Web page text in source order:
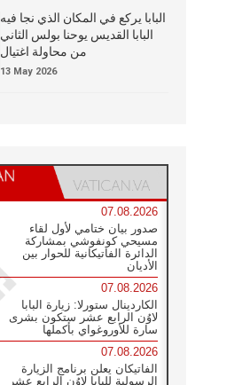
البابا يركع في المكان الذي نجا فيه
البابا القديس يوحنا بولس الثاني
من محاولة اغتيال
13 May 2026
07.08.2026
صدور بيان ختامي لأول لقاء
مسيحي كونفوشي بمشاركة
الدائرة الفاتيكانية للحوار بين
الأديان
07.08.2026
الكاردينال ستورلا: زيارة البابا
لاوُن الرابع عشر ستكون بشرى
سارة للأوروغواي بأكملها
07.08.2026
الفاتيكان يعلن برنامج الزيارة
الرسولية للبابا لاوُن الرابع عشر